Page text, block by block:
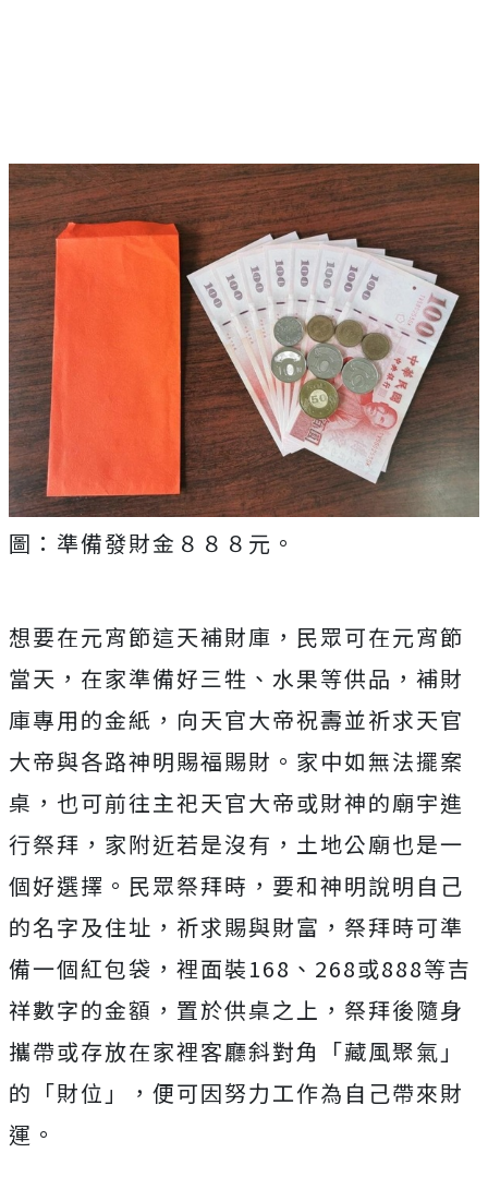
圖：準備發財金８８８元。
想要在元宵節這天補財庫，民眾可在元宵節
當天，在家準備好三牲、水果等供品，補財
庫專用的金紙，向天官大帝祝壽並祈求天官
大帝與各路神明賜福賜財。家中如無法擺案
桌，也可前往主祀天官大帝或財神的廟宇進
行祭拜，家附近若是沒有，土地公廟也是一
個好選擇。民眾祭拜時，要和神明說明自己
的名字及住址，祈求賜與財富，祭拜時可準
備一個紅包袋，裡面裝168 、 268或888等吉
祥數字的金額，置於供桌之上，祭拜後隨身
攜帶或存放在家裡客廳斜對角「藏風聚氣」
的「財位」，便可因努力工作為自己帶來財
運。